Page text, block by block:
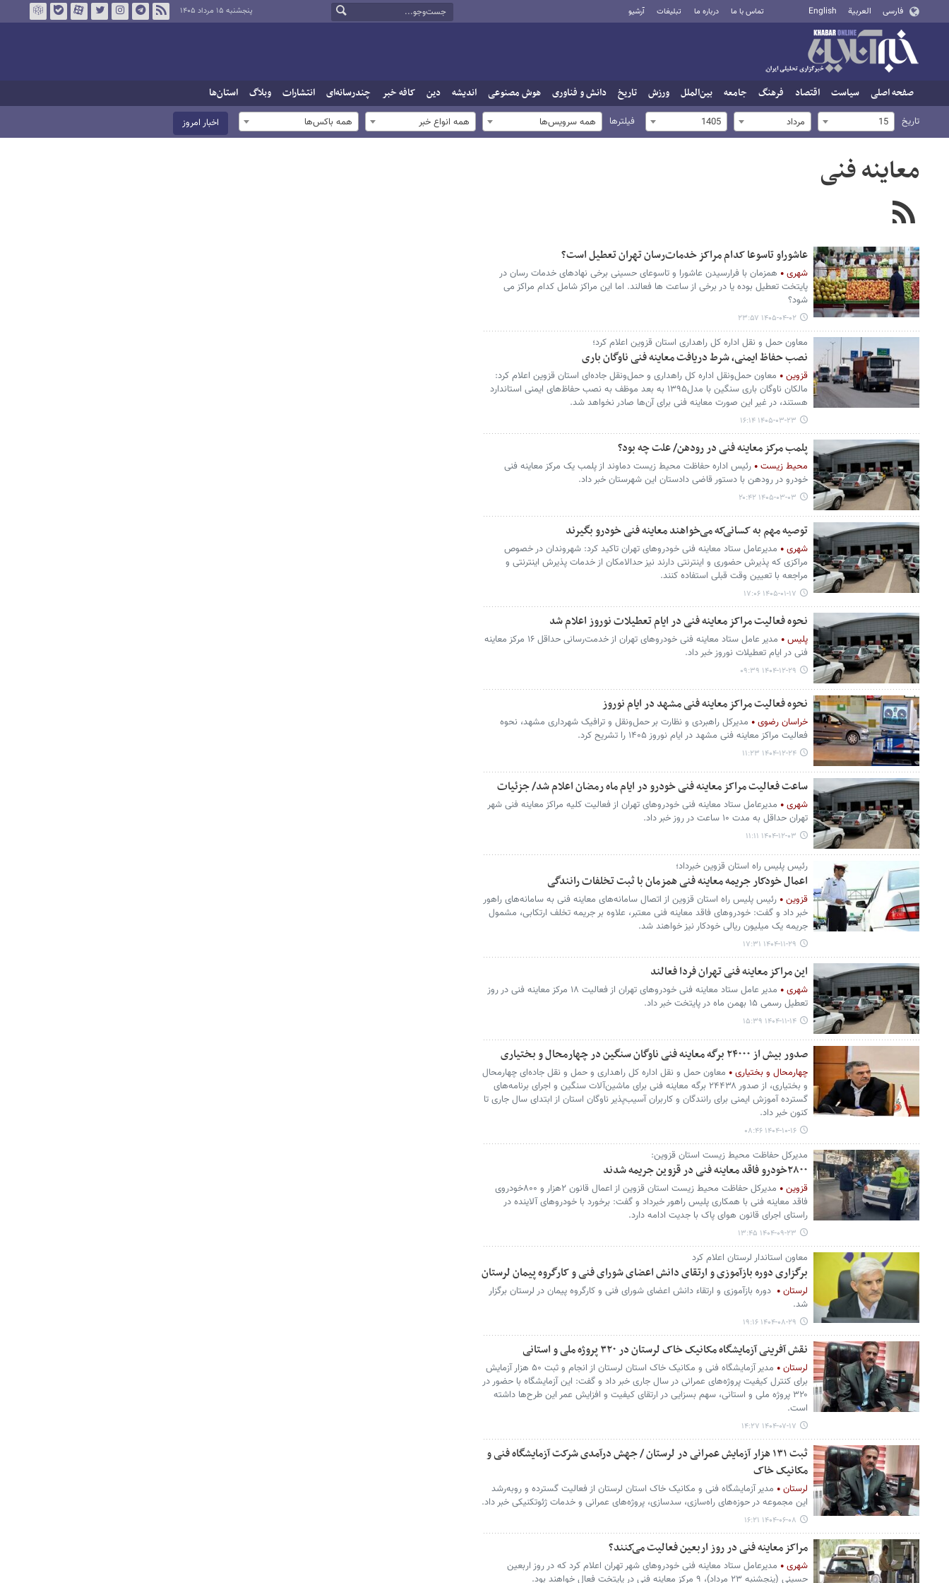
فارسی العربية English تماس با ما درباره ما تبلیغات آرشیو پنجشنبه ۱۵ مرداد ۱۴۰۵
صفحه اصلی سیاست اقتصاد فرهنگ جامعه بین‌الملل ورزش تاریخ دانش و فناوری هوش مصنوعی اندیشه دین کافه خبر چندرسانه‌ای انتشارات وبلاگ استان‌ها
تاریخ 15 مرداد 1405 فیلترها همه سرویس‌ها همه انواع خبر همه باکس‌ها اخبار امروز
معاینه فنی
عاشوراو تاسوعا کدام مراکز خدمات‌رسان تهران تعطیل است؟
شهری
همزمان با فرارسیدن عاشورا و تاسوعای حسینی برخی نهادهای خدمات رسان در
پایتخت تعطیل بوده یا در برخی از ساعت ها فعالند. اما این مراکز شامل کدام مراکز می
شود؟
۱۴۰۵-۰۴-۰۲ ۲۳:۵۷
معاون حمل و نقل اداره کل راهداری استان قزوین اعلام کرد؛
نصب حفاظ ایمنی، شرط دریافت معاینه فنی ناوگان باری
قزوین
معاون حمل‌ونقل اداره کل راهداری و حمل‌ونقل جاده‌ای استان قزوین اعلام کرد:
مالکان ناوگان باری سنگین با مدل۱۳۹۵ به بعد موظف به نصب حفاظ‌های ایمنی استاندارد
هستند، در غیر این صورت معاینه فنی برای آن‌ها صادر نخواهد شد.
۱۴۰۵-۰۳-۲۳ ۱۶:۱۴
پلمب مرکز معاینه فنی در رودهن/ علت چه بود؟
محیط زیست
رئیس اداره حفاظت محیط زیست دماوند از پلمب یک مرکز معاینه فنی
خودرو در رودهن با دستور قاضی دادستان این شهرستان خبر داد.
۱۴۰۵-۰۳-۰۳ ۲۰:۴۲
توصیه مهم به کسانی‌که می‌خواهند معاینه فنی خودرو بگیرند
شهری
مدیرعامل ستاد معاینه فنی خودروهای تهران تاکید کرد: شهروندان در خصوص
مراکزی که پذیرش حضوری و اینترنتی دارند نیز حدالامکان از خدمات پذیرش اینترنتی و
مراجعه با تعیین وقت قبلی استفاده کنند.
۱۴۰۵-۰۱-۱۷ ۱۷:۰۶
نحوه فعالیت مراکز معاینه فنی در ایام تعطیلات نوروز اعلام شد
پلیس
مدیر عامل ستاد معاینه فنی خودروهای تهران از خدمت‌رسانی حداقل ۱۶ مرکز معاینه
فنی در ایام تعطیلات نوروز خبر داد.
۱۴۰۴-۱۲-۲۹ ۰۹:۳۹
نحوه فعالیت مراکز معاینه فنی مشهد در ایام نوروز
خراسان رضوی
مدیرکل راهبردی و نظارت بر حمل‌ونقل و ترافیک شهرداری مشهد، نحوه
فعالیت مراکز معاینه فنی مشهد در ایام نوروز ۱۴۰۵ را تشریح کرد.
۱۴۰۴-۱۲-۲۴ ۱۱:۲۳
ساعت فعالیت مراکز معاینه فنی خودرو در ایام ماه رمضان اعلام شد/ جزئیات
شهری
مدیرعامل ستاد معاینه فنی خودروهای تهران از فعالیت کلیه مراکز معاینه فنی شهر
تهران حداقل به مدت ۱۰ ساعت در روز خبر داد.
۱۴۰۴-۱۲-۰۳ ۱۱:۱۱
رئیس پلیس راه استان قزوین خبرداد؛
اعمال خودکار جریمه معاینه فنی همزمان با ثبت تخلفات رانندگی
قزوین
رئیس پلیس راه استان قزوین از اتصال سامانه‌های معاینه فنی به سامانه‌های راهور
خبر داد و گفت: خودروهای فاقد معاینه فنی معتبر، علاوه بر جریمه تخلف ارتکابی، مشمول
جریمه یک میلیون ریالی خودکار نیز خواهند شد.
۱۴۰۴-۱۱-۲۹ ۱۷:۳۱
این مراکز معاینه فنی تهران فردا فعالند
شهری
مدیر عامل ستاد معاینه فنی خودروهای تهران از فعالیت ۱۸ مرکز معاینه فنی در روز
تعطیل رسمی ۱۵ بهمن ماه در پایتخت خبر داد.
۱۴۰۴-۱۱-۱۴ ۱۵:۳۹
صدور بیش از ۲۴۰۰۰ برگه معاینه فنی ناوگان سنگین در چهارمحال و بختیاری
چهارمحال و بختیاری
معاون حمل و نقل اداره کل راهداری و حمل و نقل جاده‌ای چهارمحال
و بختیاری، از صدور ۲۴۴۳۸ برگه معاینه فنی برای ماشین‌آلات سنگین و اجرای برنامه‌های
گسترده آموزش ایمنی برای رانندگان و کاربران آسیب‌پذیر ناوگان استان از ابتدای سال جاری تا
کنون خبر داد.
۱۴۰۴-۱۰-۱۶ ۰۸:۴۶
مدیرکل حفاظت محیط زیست استان قزوین:
۲۸۰۰خودرو فاقد معاینه فنی در قزوین جریمه شدند
قزوین
مدیرکل حفاظت محیط زیست استان قزوین از اعمال قانون ۲هزار و ۸۰۰خودروی
فاقد معاینه فنی با همکاری پلیس راهور خبرداد و گفت: برخورد با خودروهای آلاینده در
راستای اجرای قانون هوای پاک با جدیت ادامه دارد.
۱۴۰۴-۰۹-۲۳ ۱۳:۴۵
معاون استاندار لرستان اعلام کرد
برگزاری دوره‌ بازآموزی و ارتقای دانش اعضای شورای فنی و کارگروه پیمان لرستان
لرستان
دوره‌ بازآموزی و ارتقاء دانش اعضای شورای فنی و کارگروه پیمان در لرستان برگزار
شد.
۱۴۰۴-۰۸-۲۹ ۱۹:۱۶
نقش آفرینی آزمایشگاه مکانیک خاک لرستان در ۳۲۰ پروژه ملی و استانی
لرستان
مدیر آزمایشگاه فنی و مکانیک خاک استان لرستان از انجام و ثبت ۵۰ هزار آزمایش
برای کنترل کیفیت پروژه‌های عمرانی در سال جاری خبر داد و گفت: این آزمایشگاه با حضور در
۳۲۰ پروژه ملی و استانی، سهم بسزایی در ارتقای کیفیت و افزایش عمر این طرح‌ها داشته
است.
۱۴۰۴-۰۷-۱۷ ۱۴:۲۷
ثبت ۱۳۱ هزار آزمایش عمرانی در لرستان / جهش درآمدی شرکت آزمایشگاه فنی و
مکانیک خاک
لرستان
مدیر آزمایشگاه فنی و مکانیک خاک استان لرستان از فعالیت گسترده و روبه‌رشد
این مجموعه در حوزه‌های راه‌سازی، سدسازی، پروژه‌های عمرانی و خدمات ژئوتکنیکی خبر داد.
۱۴۰۴-۰۶-۰۸ ۱۶:۲۱
مراکز معاینه فنی در روز اربعین فعالیت می‌کنند؟
شهری
مدیرعامل ستاد معاینه فنی خودروهای شهر تهران اعلام کرد که در روز اربعین
حسینی (پنجشنبه ۲۳ مرداد)، ۹ مرکز معاینه فنی در پایتخت فعال خواهند بود.